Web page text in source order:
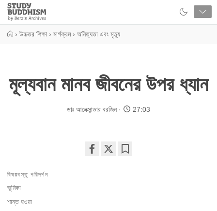
Close
Study
Buddhism
› উচ্চতর শিক্ষা › মার্গক্রম › অনিত্যতা এবং মৃত্যু
মূল্যবান মানব জীবনের উপর ধ্যান
ডাঃ আলেক্সান্ডার বরজিন 27:03
বিষয়বস্তু পরিদর্শন
ভূমিকা
শান্ত হওয়া